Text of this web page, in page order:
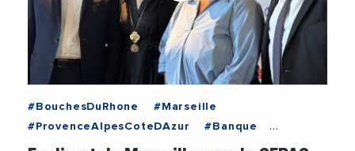
#BouchesDuRhone
#Marseille
#ProvenceAlpesCoteDAzur
#Banque
#CaisseDEpargne
#CaisseEpargneCEPAC